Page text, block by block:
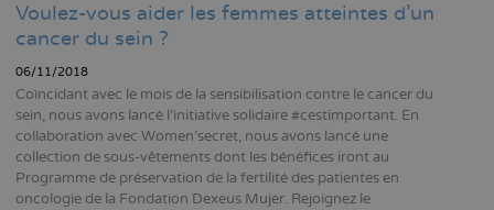
Voulez-vous aider les femmes atteintes d’un
cancer du sein ?
06/11/2018
Coïncidant avec le mois de la sensibilisation contre le cancer du
sein, nous avons lancé l’initiative solidaire #cestimportant. En
collaboration avec Women’secret, nous avons lancé une
collection de sous-vêtements dont les bénéfices iront au
Programme de préservation de la fertilité des patientes en
oncologie de la Fondation Dexeus Mujer. Rejoignez le